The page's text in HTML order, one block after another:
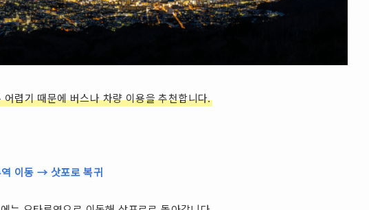
어렵기 때문에 버스나 차량 이용을 추천합니다.
이동 → 삿포로 복귀